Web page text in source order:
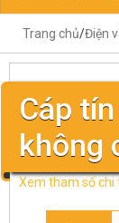
Trang chủ Điện
Cáp
không
Xem tham số chi